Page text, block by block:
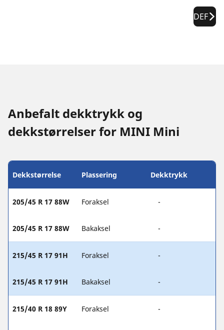
DEF
Anbefalt dekktrykk og
dekkstørrelser for MINI Mini
Dekkstørrelse Plassering Dekktrykk
205/45 R 17 88W Foraksel -
205/45 R 17 88W Bakaksel -
215/45 R 17 91H Foraksel -
215/45 R 17 91H Bakaksel -
215/40 R 18 89Y Foraksel -